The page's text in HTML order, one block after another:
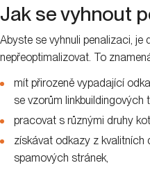
Jak se vyhnout
Abyste se vyhnuli penalizaci, je
nepřeoptimalizovat. To
mít přirozeně vypadající
se vzorům linkbuildingových
pracovat s různými druhy
získávat odkazy z kvalitních
spamových stránek,